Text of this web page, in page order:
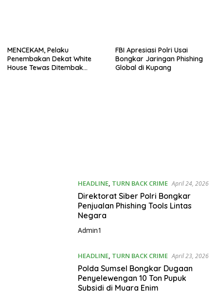
MENCEKAM, Pelaku
Penembakan Dekat White
House Tewas Ditembak
FBI Apresiasi Polri Usai
Bongkar Jaringan Phishing
Global di Kupang
HEADLINE, TURN BACK CRIME April 24, 2026
Direktorat Siber Polri Bongkar
Penjualan Phishing Tools Lintas
Negara
Admin1
HEADLINE, TURN BACK CRIME April 23, 2026
Polda Sumsel Bongkar Dugaan
Penyelewengan 10 Ton Pupuk
Subsidi di Muara Enim